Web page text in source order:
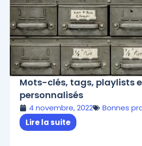
Mots-clés, tags, playlists
personnalisés
4 novembre, 2022
Bonnes
Lire la suite